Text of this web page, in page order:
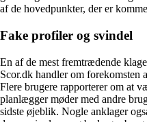
af de hovedpunkter, der er
Fake profiler og svindel
En af de mest fremtrædende
Scor.dk handler om
Flere brugere rapporterer om at
planlægger møder med andre
sidste øjeblik. Nogle anklager